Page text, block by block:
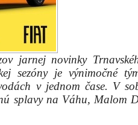
jarnej novinky
sezóny je výnimočné
v jednom čase. V
splavy na Váhu, Malom